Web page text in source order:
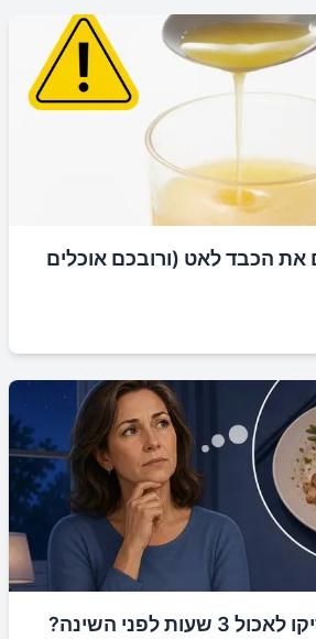
את הכבד לאט (ורובכם אוכלים
לפני השינה?